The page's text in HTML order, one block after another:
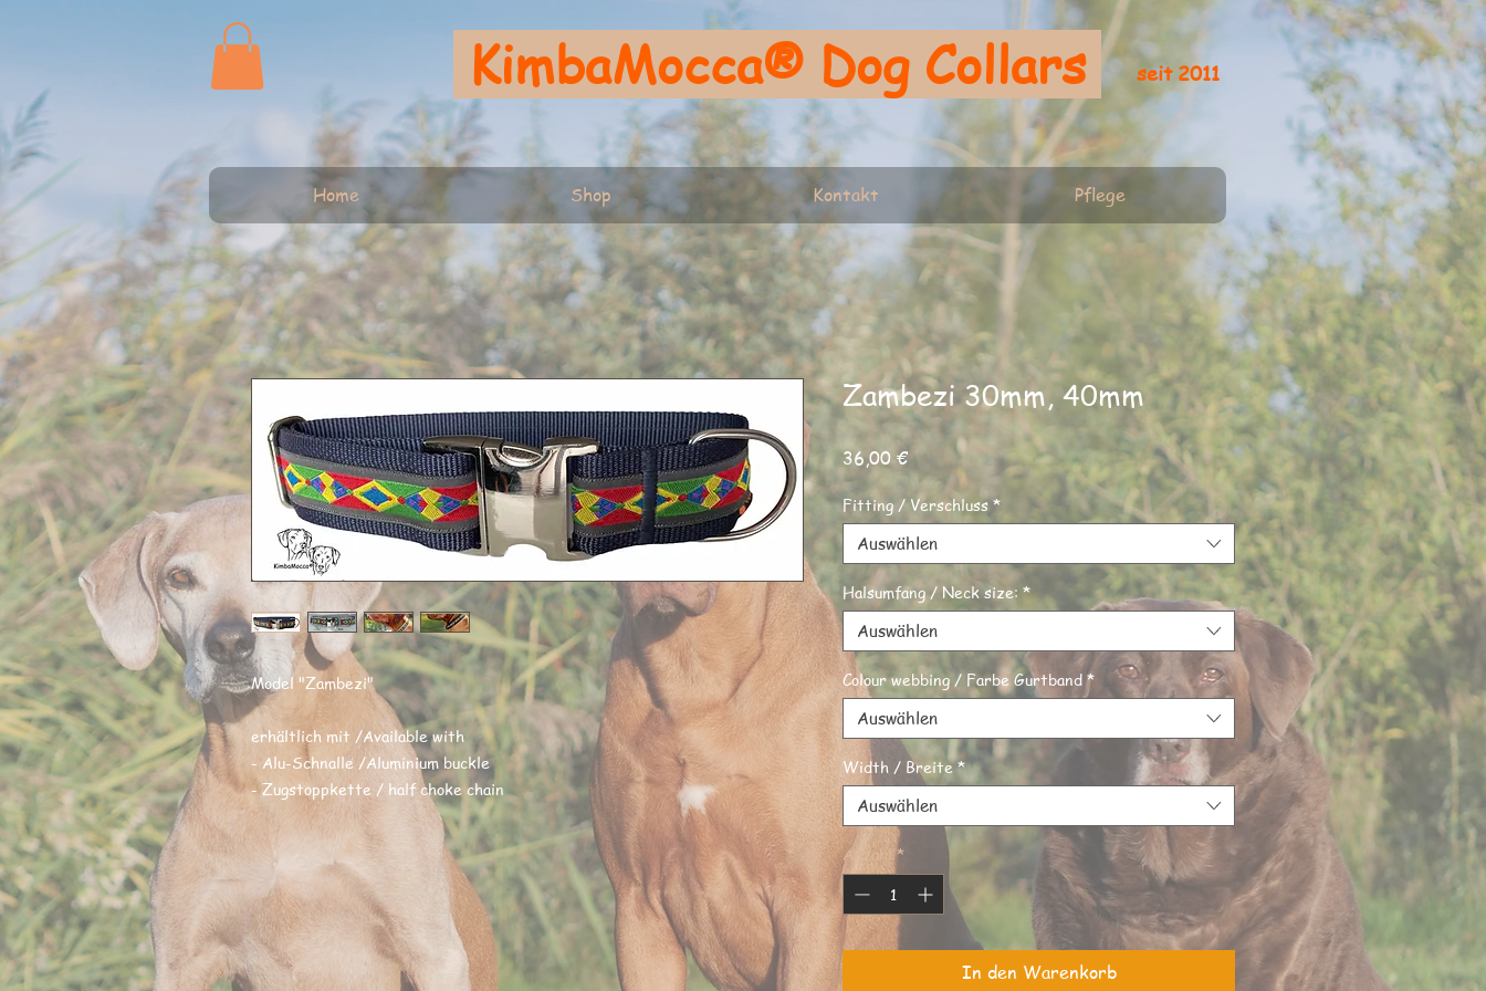
KimbaMocca® Dog Collars seit 2011
Home Shop Kontakt Pflege
Model "Zambezi"
erhältlich mit /Available with
- Alu-Schnalle /Aluminium buckle
- Zugstoppkette / half choke chain
Zambezi 30mm, 40mm
36,00 €Preis
Fitting / Verschluss *
Auswählen
Halsumfang / Neck size: *
Auswählen
Colour webbing / Farbe Gurtband *
Auswählen
Width / Breite *
Auswählen
Anzahl *
In den Warenkorb